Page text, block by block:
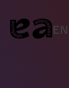
Skip
to
content
EN